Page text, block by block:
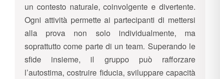
un contesto naturale, coinvolgente e divertente.
Ogni attività permette ai partecipanti di mettersi
alla prova non solo individualmente, ma
soprattutto come parte di un team. Superando le
sfide insieme, il gruppo può rafforzare
l’autostima, costruire fiducia, sviluppare capacità